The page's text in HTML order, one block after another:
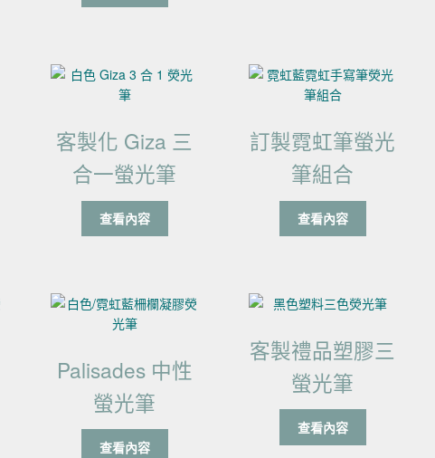
客製化 Giza 三
合一螢光筆
查看內容
訂製霓虹筆螢光
筆組合
查看內容
Palisades 中性
螢光筆
查看內容
客製禮品塑膠三
螢光筆
查看內容